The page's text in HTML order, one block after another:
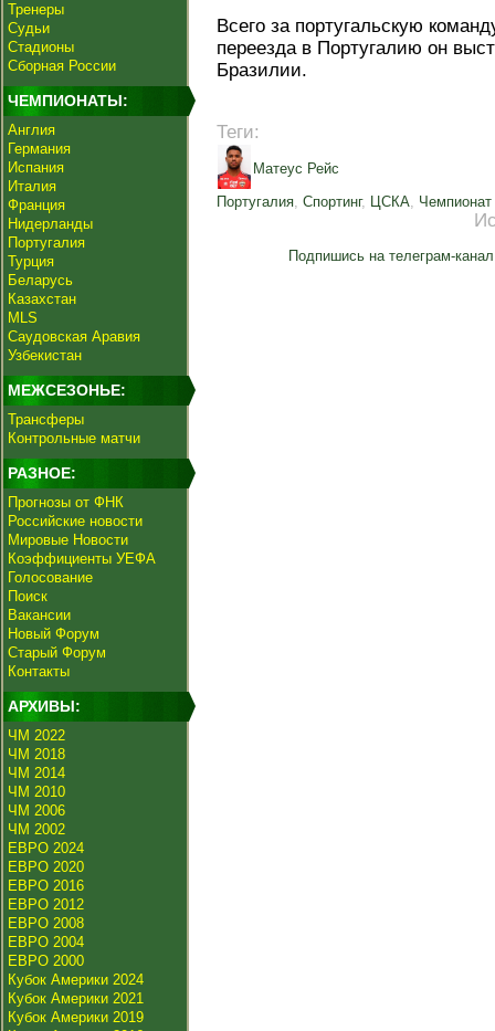
Тренеры
Судьи
Стадионы
Сборная России
ЧЕМПИОНАТЫ:
Англия
Германия
Испания
Италия
Франция
Нидерланды
Португалия
Турция
Беларусь
Казахстан
MLS
Саудовская Аравия
Узбекистан
МЕЖСЕЗОНЬЕ:
Трансферы
Контрольные матчи
РАЗНОЕ:
Прогнозы от ФНК
Российские новости
Мировые Новости
Коэффициенты УЕФА
Голосование
Поиск
Вакансии
Новый Форум
Старый Форум
Контакты
АРХИВЫ:
ЧМ 2022
ЧМ 2018
ЧМ 2014
ЧМ 2010
ЧМ 2006
ЧМ 2002
ЕВРО 2024
ЕВРО 2020
ЕВРО 2016
ЕВРО 2012
ЕВРО 2008
ЕВРО 2004
ЕВРО 2000
Кубок Америки 2024
Кубок Америки 2021
Кубок Америки 2019
Всего за португальскую
переезда в Португалию он
Бразилии.
Теги:
Матеус Рейс
Португалия, Спортинг, ЦСКА,
Подпишись на телеграм-